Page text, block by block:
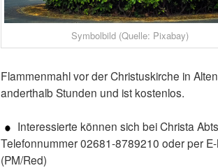
Symbolbild (Quelle: Pixabay)
Flammenmahl vor der Christuskirche in
anderthalb Stunden und ist kostenlos.
Interessierte können sich bei Christa
Telefonnummer 02681-8789210 oder per
(PM/Red)